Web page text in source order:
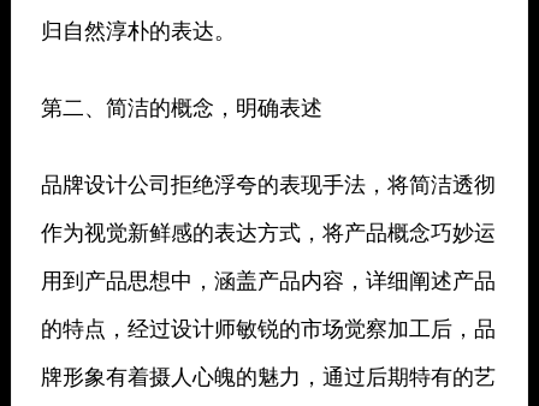
归自然淳朴的表达。
第二、简洁的概念，明确表述
品牌设计公司拒绝浮夸的表现手法，将简洁透彻
作为视觉新鲜感的表达方式，将产品概念巧妙运
用到产品思想中，涵盖产品内容，详细阐述产品
的特点，经过设计师敏锐的市场觉察加工后，品
牌形象有着摄人心魄的魅力，通过后期特有的艺